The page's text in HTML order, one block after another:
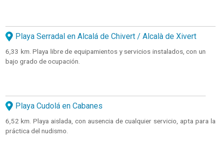
Playa Serradal en Alcalá de Chivert / Alcalà de Xivert
6,33 km. Playa libre de equipamientos y servicios instalados, con un
bajo grado de ocupación.
Playa Cudolá en Cabanes
6,52 km. Playa aislada, con ausencia de cualquier servicio, apta para la
práctica del nudismo.